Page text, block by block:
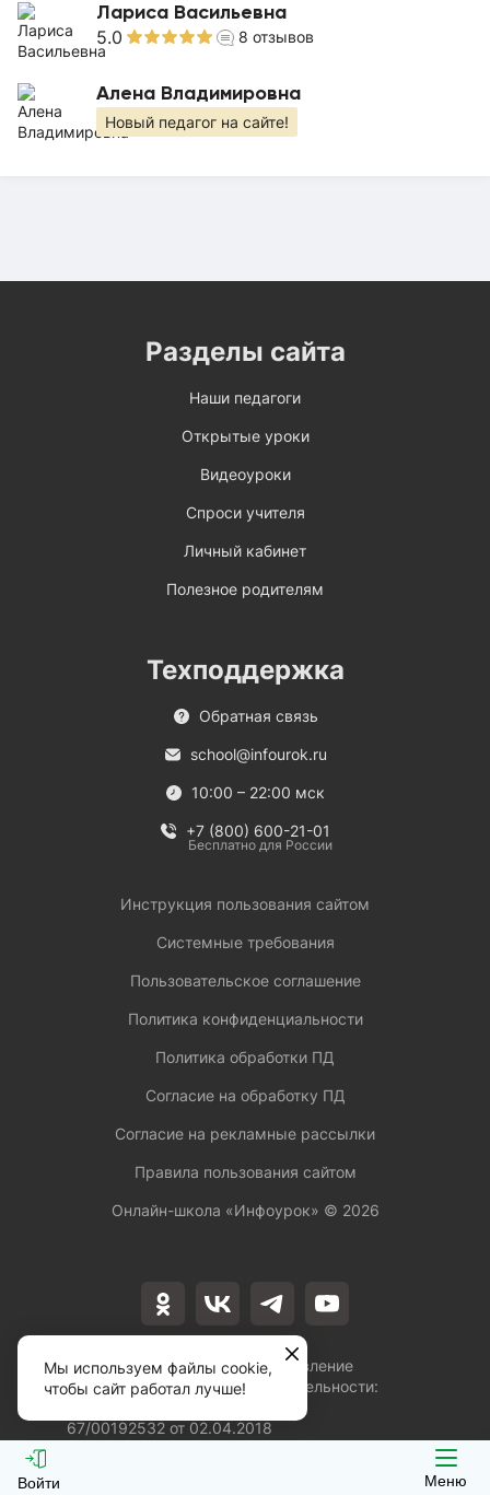
Войти Меню
Лариса Васильевна
5.0 8 отзывов
Алена Владимировна
Новый педагог на сайте!
Лицензия на осуществление
образовательной деятельности:
67/00192532 от 02.04.2018
Разделы сайта
Наши педагоги
Открытые уроки
Видеоуроки
Спроси учителя
Личный кабинет
Полезное родителям
Техподдержка
Обратная связь
school@infourok.ru
10:00 – 22:00 мск
+7 (800) 600-21-01
Бесплатно для России
Инструкция пользования сайтом
Системные требования
Пользовательское соглашение
Политика конфиденциальности
Политика обработки ПД
Согласие на обработку ПД
Согласие на рекламные рассылки
Правила пользования сайтом
Онлайн-школа «Инфоурок» © 2026
Мы используем файлы cookie,
чтобы сайт работал лучше!